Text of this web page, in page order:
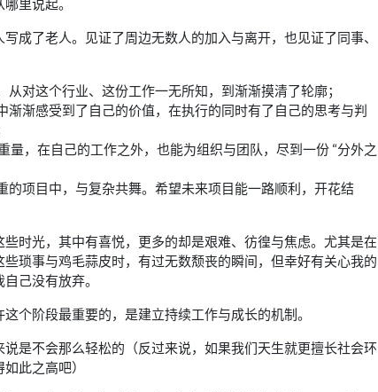
做一朵奔涌的浪花
我们现在就要出发
有些问题
向着海的方向
吉他：薛峰
贝斯：韩阳
大提琴：张平
弦乐：国际首席爱乐乐团
合唱团：悦伴歌声合唱团
录音师：邢铜/李杨/王小四/妙妙
母带：李游
录音棚：55TEC/金田录音棚/A8录音棚
朋友朋友好朋友
上山岗
唱悲伤 唱希望
歌声绕 歌声绕
踏过天高山水长
后来有一天 能再见面 不知是何年
回忆太重 伤痕太痛 不希望你懂
话说不出口 就来唱首歌 这应该会有用
唱太阳 唱月亮
唱时光 唱成长
想起来 想起来 我们是否还一样
坚强过后 更愿你柔软
上山岗
唱风霜 唱春光
唱悲伤 唱希望
想起来 想起来 还有天高山水长
里说起。
成了老人。见证了周边无数人的加入与离开，也见证了同事、
对这个行业、这份工作一无所知，到渐渐摸清了轮廓；
渐渐感受到了自己的价值，在执行的同时有了自己的思考与判
量，在自己的工作之外，也能为组织与团队，尽到一份 “分外之
的项目中，与复杂共舞。希望未来项目能一路顺利，开花结
时光，其中有喜悦，更多的却是艰难、彷徨与焦虑。尤其是在
琐事与鸡毛蒜皮时，有过无数颓丧的瞬间，但幸好有关心我的
己没有放弃。
个阶段最重要的，是建立持续工作与成长的机制。
是不会那么轻松的（反过来说，如果我们天生就更擅长社会环
此之高吧）